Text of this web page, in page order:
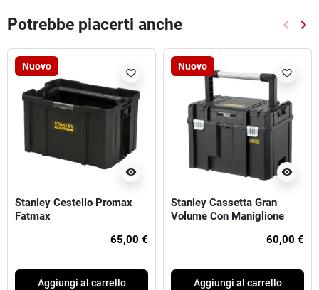
Potrebbe piacerti anche keyboard_arrow_left keyboard_arrow_right
Nuovo
visibility
favorite_border
Stanley Cestello Promax
Fatmax
65,00 €
Aggiungi al carrello
Nuovo
visibility
favorite_border
Stanley Cassetta Gran
Volume Con Maniglione
60,00 €
Aggiungi al carrello